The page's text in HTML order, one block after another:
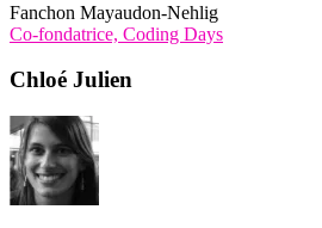
Fanchon Mayaudon-Nehlig
Co-fondatrice, Coding Days
Chloé Julien